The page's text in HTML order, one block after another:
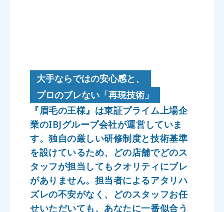
大手ならではの安心感と、
プロのブレない「再現技術」
『眉毛の王様』は東証プライム上場企
業のIBJグループ会社が運営していま
す。独自の厳しい研修制度と技術基準
を設けているため、どの店舗でどのス
タッフが担当してもクオリティにブレ
がありません。担当者によるアタリハ
ズレの不安がなく、どのスタッフお任
せいただいても、あなたに一番似合う